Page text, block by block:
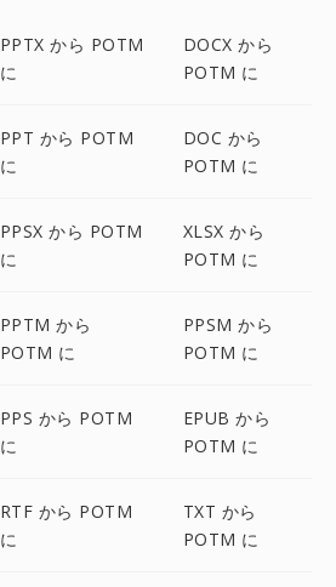
PPTX から POTM
に
DOCX から
POTM に
PPT から POTM
に
DOC から
POTM に
PPSX から POTM
に
XLSX から
POTM に
PPTM から
POTM に
PPSM から
POTM に
PPS から POTM
に
EPUB から
POTM に
RTF から POTM
に
TXT から
POTM に